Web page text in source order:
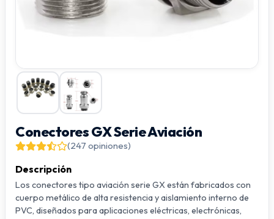
Conectores GX Serie Aviación
(247 opiniones)
Descripción
Los conectores tipo aviación serie GX están fabricados con
cuerpo metálico de alta resistencia y aislamiento interno de
PVC, diseñados para aplicaciones eléctricas, electrónicas,